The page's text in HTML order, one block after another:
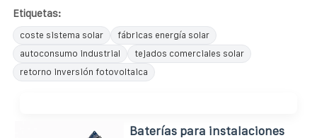
Etiquetas:
coste sistema solar
fábricas energía solar
autoconsumo industrial
tejados comerciales solar
retorno inversión fotovoltaica
Baterías para instalaciones